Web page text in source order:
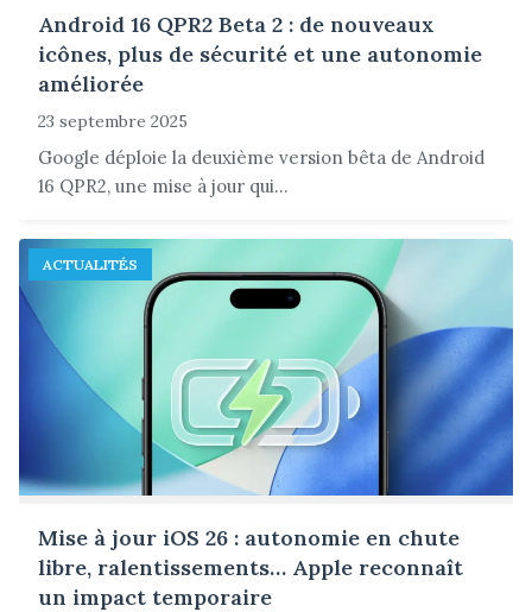
Android 16 QPR2 Beta 2 : de nouveaux
icônes, plus de sécurité et une autonomie
améliorée
23 septembre 2025
Google déploie la deuxième version bêta de Android
16 QPR2, une mise à jour qui...
ACTUALITÉS
Mise à jour iOS 26 : autonomie en chute
libre, ralentissements… Apple reconnaît
un impact temporaire